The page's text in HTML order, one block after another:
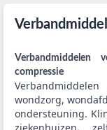
Verbandmiddelen
compressie
wondzorg,
ondersteuning.